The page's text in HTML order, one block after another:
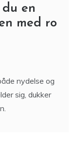
en
med ro
nydelse og
sig, dukker